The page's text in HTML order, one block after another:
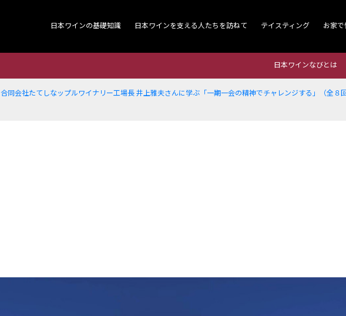
日本ワインの基礎知識 日本ワインを支える人たちを訪ねて テイスティング お家で
日本ワインなびとは
合同会社たてしなップルワイナリー工場長 井上雅夫さんに学ぶ「一期一会の精神でチャレンジする」（全８回